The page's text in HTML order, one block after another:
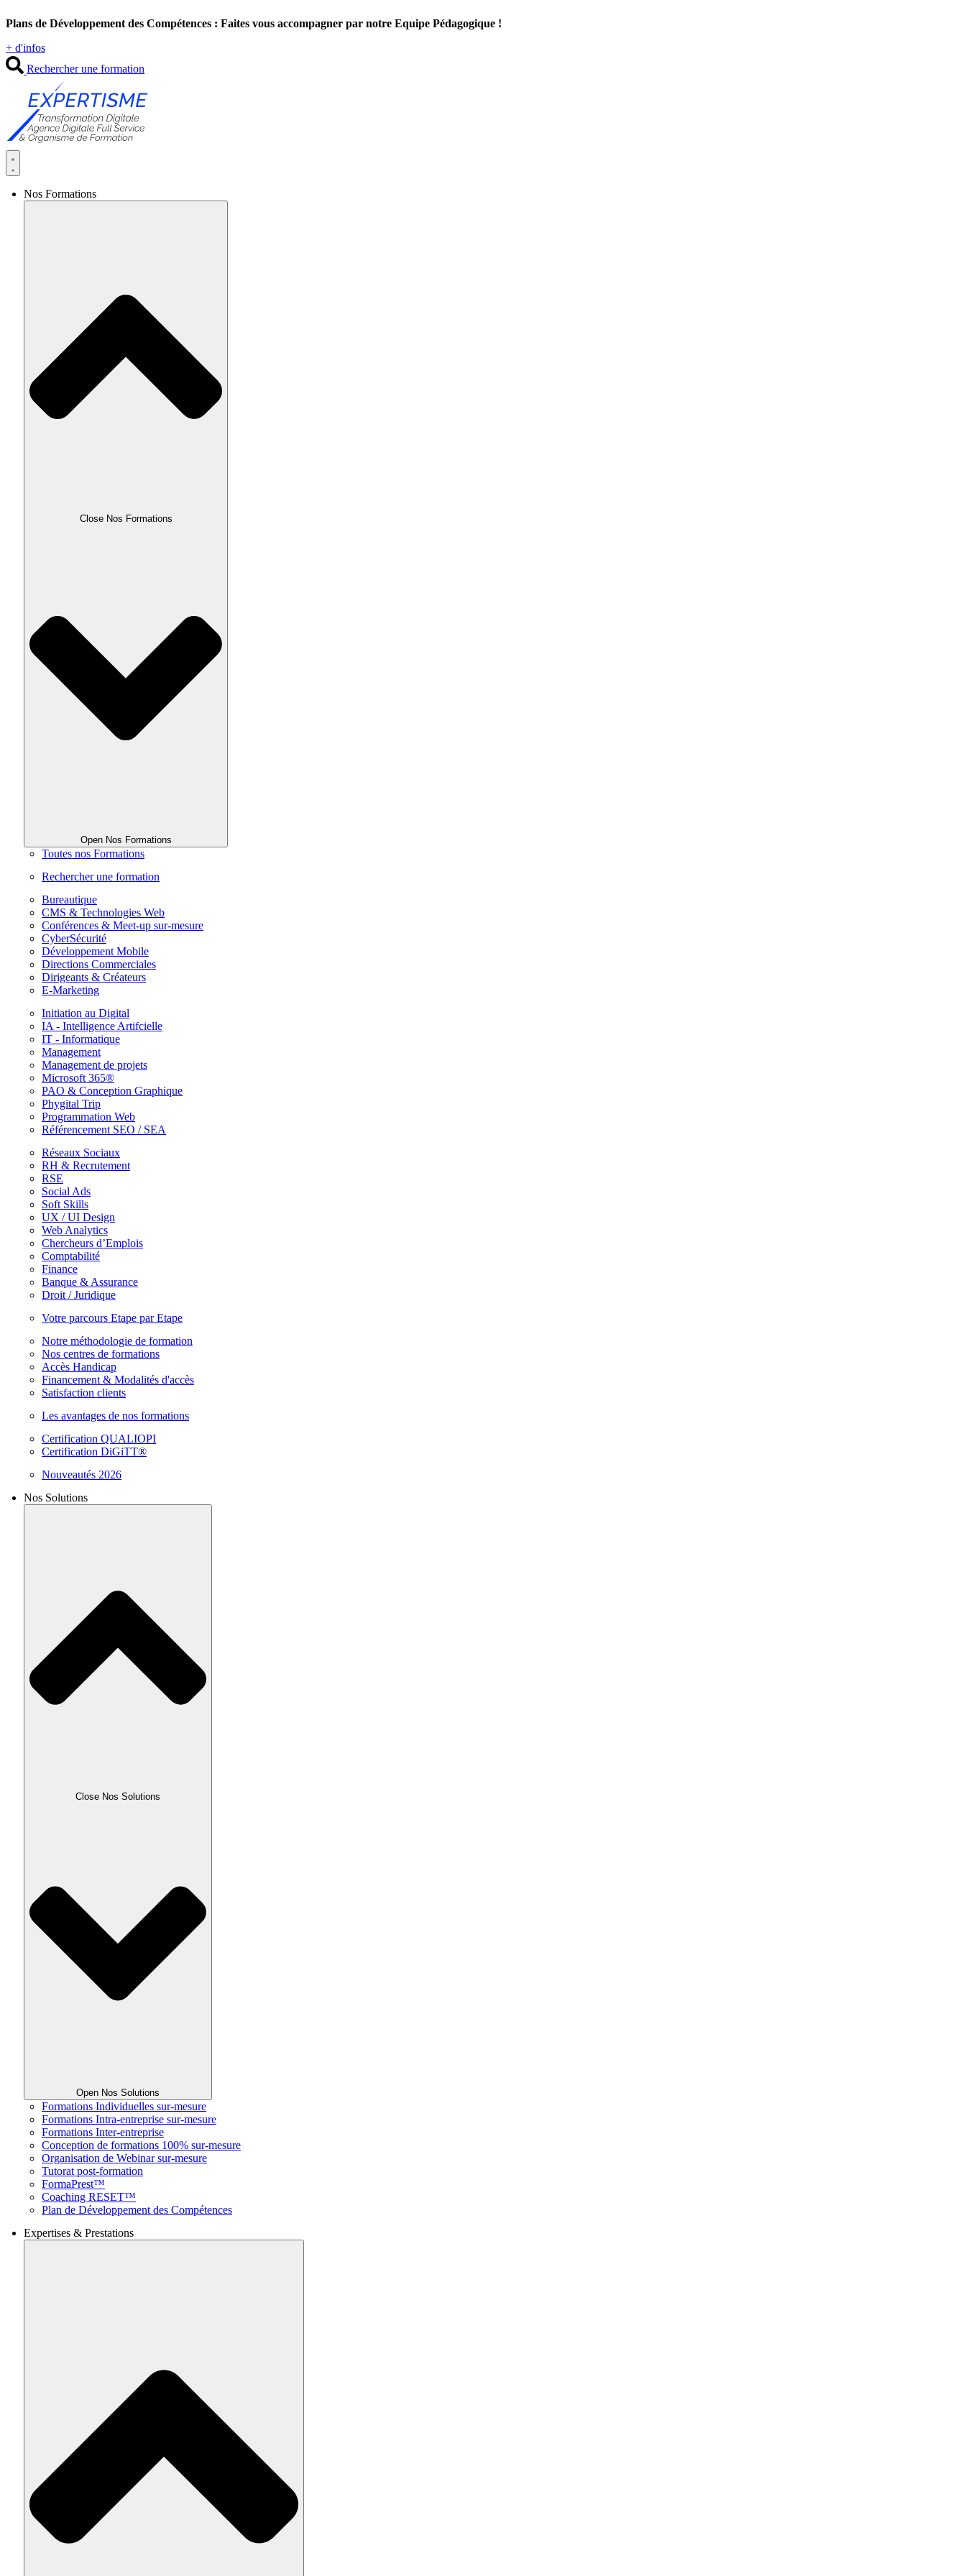
au
Plans de Développement des Compétences : Faites vous accompagner par notre Equipe Pédagogique !
+ d'infos
Rechercher une formation
Nos Formations
Close Nos Formations
Open Nos Formations
Toutes nos Formations
Rechercher une formation
Bureautique
CMS & Technologies Web
Conférences & Meet-up sur-mesure
CyberSécurité
Développement Mobile
Directions Commerciales
Dirigeants & Créateurs
E-Marketing
Initiation au Digital
IA - Intelligence Artifcielle
IT - Informatique
Management
Management de projets
Microsoft 365®
PAO & Conception Graphique
Phygital Trip
Programmation Web
Référencement SEO / SEA
Réseaux Sociaux
RH & Recrutement
RSE
Social Ads
Soft Skills
UX / UI Design
Web Analytics
Chercheurs d’Emplois
Comptabilité
Finance
Banque & Assurance
Droit / Juridique
Votre parcours Etape par Etape
Notre méthodologie de formation
Nos centres de formations
Accès Handicap
Financement & Modalités d'accès
Satisfaction clients
Les avantages de nos formations
Certification QUALIOPI
Certification DiGiTT®
Nouveautés 2026
Nos Solutions
Close Nos Solutions
Open Nos Solutions
Formations Individuelles sur-mesure
Formations Intra-entreprise sur-mesure
Formations Inter-entreprise
Conception de formations 100% sur-mesure
Organisation de Webinar sur-mesure
Tutorat post-formation
FormaPrest™
Coaching RESET™
Plan de Développement des Compétences
Expertises & Prestations